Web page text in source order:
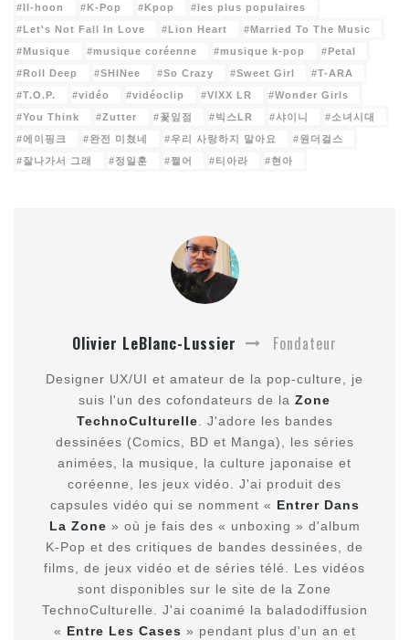
Il-hoon
K-Pop Kpop
les plus populaires
Let's Not Fall In Love
Lion Heart
Married To The Music
Musique
musique coréenne musique k-pop
Petal
Roll Deep
SHINee So Crazy Sweet Girl
T-ARA
T.O.P.
vidéo vidéoclip VIXX LR
Wonder Girls
You Think
Zutter 꽃잎점 빅스LR 샤이니
소녀시대
에이핑크
완전 미쳤네 우리 사랑하지 말아요
원더걸스
잘나가서 그래
정일훈 쩔어 티아라 현아
Olivier LeBlanc-Lussier Fondateur
Designer UX/UI et amateur de la pop-culture, je
suis l'un des cofondateurs de la Zone
TechnoCulturelle . J'adore les bandes
dessinées (Comics, BD et Manga), les séries
animées, la musique, la culture japonaise et
coréenne, les jeux vidéo. J'ai produit des
capsules vidéo qui se nomment « Entrer Dans
La Zone » où je fais des « unboxing » d'album
K-Pop et des critiques de bandes dessinées, de
films, de jeux vidéo et de séries télé. Les vidéos
sont disponibles sur le site de la Zone
TechnoCulturelle. J'ai coanimé la baladodiffusion
« Entre Les Cases » pendant plus d'un an et